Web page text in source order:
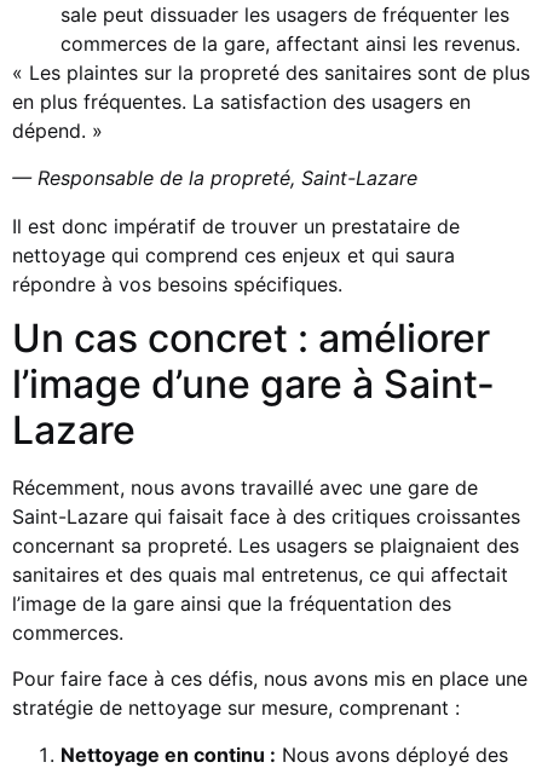
sale peut dissuader les usagers de fréquenter les
commerces de la gare, affectant ainsi les revenus.
« Les plaintes sur la propreté des sanitaires sont de plus
en plus fréquentes. La satisfaction des usagers en
dépend. »
— Responsable de la propreté, Saint-Lazare
Il est donc impératif de trouver un prestataire de
nettoyage qui comprend ces enjeux et qui saura
répondre à vos besoins spécifiques.
Un cas concret : améliorer
l’image d’une gare à Saint-
Lazare
Récemment, nous avons travaillé avec une gare de
Saint-Lazare qui faisait face à des critiques croissantes
concernant sa propreté. Les usagers se plaignaient des
sanitaires et des quais mal entretenus, ce qui affectait
l’image de la gare ainsi que la fréquentation des
commerces.
Pour faire face à ces défis, nous avons mis en place une
stratégie de nettoyage sur mesure, comprenant :
Nettoyage en continu : Nous avons déployé des